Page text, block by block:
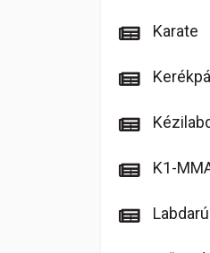
Karate
K1-